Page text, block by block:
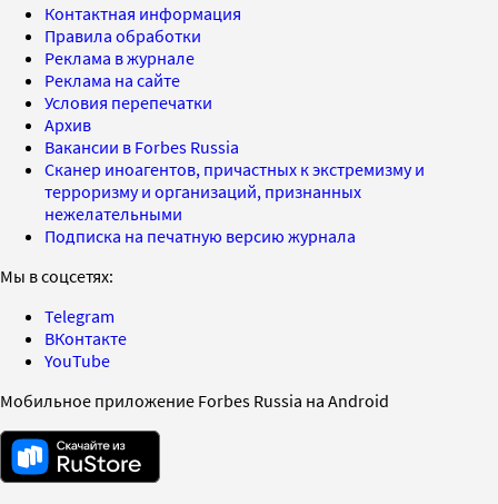
Контактная информация
Правила обработки
Реклама в журнале
Реклама на сайте
Условия перепечатки
Архив
Вакансии в Forbes Russia
Сканер иноагентов, причастных к экстремизму и
терроризму и организаций, признанных
нежелательными
Подписка на печатную версию журнала
Мы в соцсетях:
Telegram
ВКонтакте
YouTube
Мобильное приложение Forbes Russia на Android